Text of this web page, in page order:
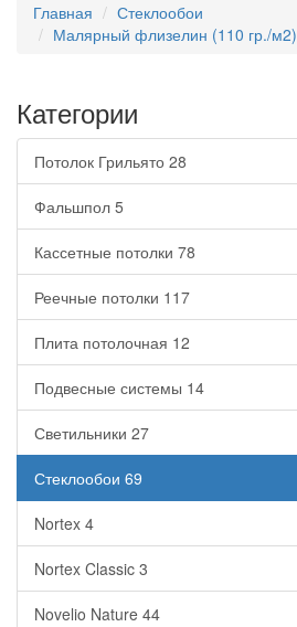
Главная
Стеклообои
Малярный флизелин (110 гр./м2)
Категории
Потолок Грильято 28
Фальшпол 5
Кассетные потолки 78
Реечные потолки 117
Плита потолочная 12
Подвесные системы 14
Светильники 27
Стеклообои 69
Nortex 4
Nortex Classic 3
Novelio Nature 44